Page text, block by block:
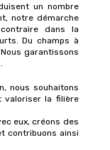
un nombre
notre démarche
dans la
Du champs à
garantissons
nous souhaitons
valoriser la filière
eux, créons des
contribuons ainsi